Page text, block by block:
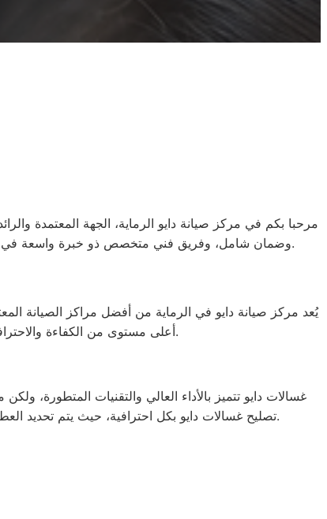
مرحبا بكم في مركز صيانة دايو الرماية، الجهة المعتمدة
وضمان شامل، وفريق فني متخصص ذو خبرة واسعة في التعامل مع جميع أعطال أجهزة دايو. هدفنا هو أن نكون دائمًا الأقرب إليكم، لتقديم الدعم الفني في أسرع وقت ممكن وعلى مدار الساعة.
يُعد مركز صيانة دايو في الرماية من أفضل مراكز الصيانة
أعلى مستوى من الكفاءة والاحترافية. نحن نستخدم فقط قطع الغيار الأصلية المعتمدة من شركة دايو لضمان عمل الأجهزة بكفاءة كما لو كانت جديدة.
غسالات دايو تتميز بالأداء العالي والتقنيات المتطورة،
تصليح غسالات دايو بكل احترافية، حيث يتم تحديدلحجز موعد الصيانة.